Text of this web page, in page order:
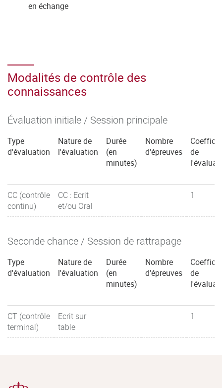
en échange
Modalités de contrôle des
connaissances
Évaluation initiale / Session principale
Type
d'évaluation
Nature de
l'évaluation
Durée
(en
minutes)
Nombre
d'épreuves
de
CC (contrôle
continu)
CC : Ecrit
et/ou Oral
1
Seconde chance / Session de rattrapage
Type
d'évaluation
Nature de
l'évaluation
Durée
(en
minutes)
Nombre
d'épreuves
de
CT (contrôle
terminal)
Ecrit sur
table
1